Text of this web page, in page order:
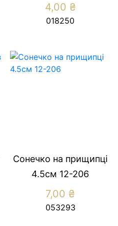
4,00 ₴
018250
Сонечко на прищипцi
4.5см 12-206
7,00 ₴
053293